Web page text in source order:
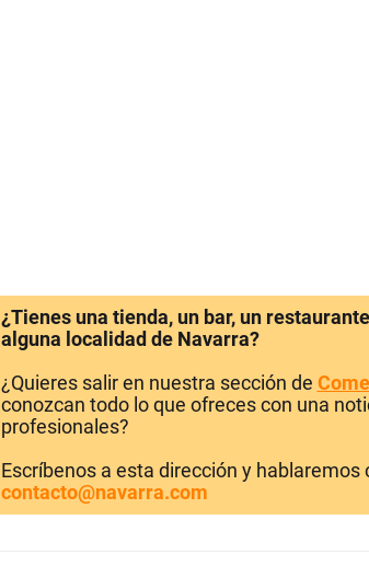
¿Tienes una tienda, un bar, un
alguna localidad de Navarra?
¿Quieres salir en nuestra sección de
conozcan todo lo que ofreces con una
profesionales?
Escríbenos a esta dirección y
contacto@navarra.com